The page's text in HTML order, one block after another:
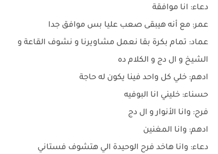
دعاء: انا موافقة
عمر: مع أنه هيبقى صعب عليا بس موافق جدا
عماد: تمام بكرة بقا نعمل مشاويرنا و نشوف القاعة و
الشيخ و ال دج و الكلام ده
ادهم: خلي كل واحد فينا يكون له حاجة
حسناء: خليني انا البوفيه
فرح: وانا الأنوار و ال دج
ادهم: وانا المغنين
دعاء: وانا هاخد فرح الوحيدة الي هتشوف فستاني